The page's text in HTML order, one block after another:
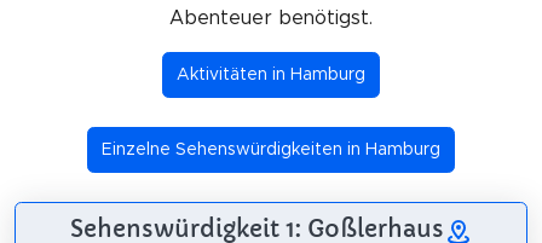
Abenteuer benötigst.
Aktivitäten in Hamburg
Einzelne Sehenswürdigkeiten in Hamburg
Sehenswürdigkeit 1: Goßlerhaus